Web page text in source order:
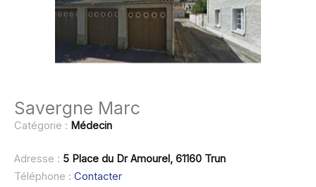
Savergne Marc
Catégorie : Médecin
Adresse : 5 Place du Dr Amourel, 61160 Trun
Téléphone : Contacter